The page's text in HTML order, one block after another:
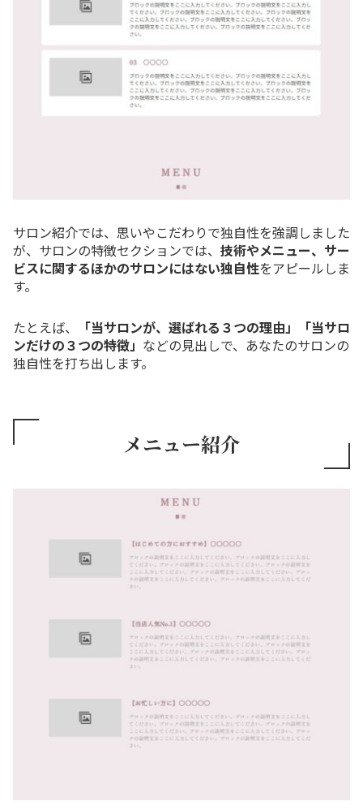
サロン紹介では、思いやこだわりで独自性を強調しました
が、サロンの特徴セクションでは、 技術やメニュー、サー
ビスに関するほかのサロンにはない独自性をアピールしま
す。
たとえば、
「当サロンが、選ばれる３つの理由」「当サロ
ンだけの３つの特徴」 などの見出しで、あなたのサロンの
独自性を打ち出します。
メニュー紹介